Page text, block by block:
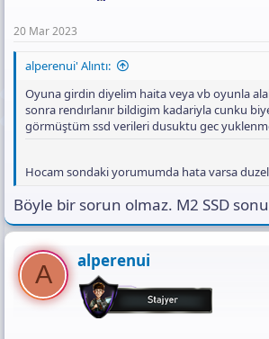
20 Mar 2023
alperenui' Alıntı:
Oyuna girdin diyelim haita veya vb oyunla
sonra rendırlanır bildigim kadariyla cunku
görmüştüm ssd verileri dusuktu gec
Hocam sondaki yorumumda hata varsa
Böyle bir sorun olmaz. M2 SSD
A alperenui